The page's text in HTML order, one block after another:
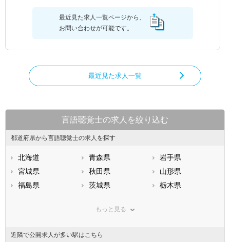
最近見た求人一覧ページから、
お問い合わせが可能です。
最近見た求人一覧
言語聴覚士の求人を絞り込む
都道府県から言語聴覚士の求人を探す
北海道 青森県
岩手県
宮城県
秋田県
山形県
福島県
茨城県
栃木県
神奈川県
石川県
福井県
もっと見る
近隣で公開求人が多い駅はこちら